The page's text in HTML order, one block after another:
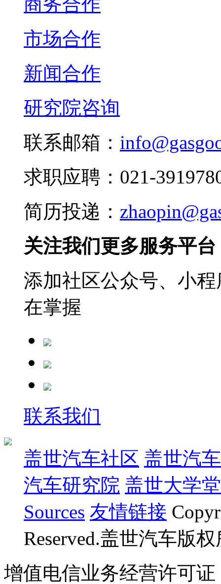
市场合作
新闻合作
研究院咨询
联系邮箱：
求职应聘：021-
简历投递：
关注我们更多服务平台
添加社区公众号、小
在掌握
联系我们
盖世汽车社区 盖世汽
汽车研究院 盖世大学堂
Sources 友情链接
Reserved.盖世汽车版
增值电信业务经营许可证